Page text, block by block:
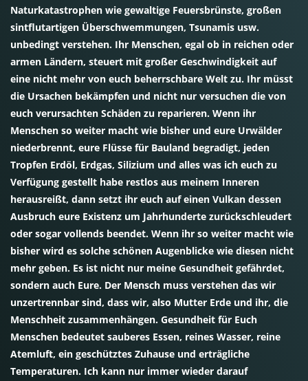
Naturkatastrophen wie gewaltige Feuersbrünste, großen
sintflutartigen Überschwemmungen, Tsunamis usw.
unbedingt verstehen. Ihr Menschen, egal ob in reichen oder
armen Ländern, steuert mit großer Geschwindigkeit auf
eine nicht mehr von euch beherrschbare Welt zu. Ihr müsst
die Ursachen bekämpfen und nicht nur versuchen die von
euch verursachten Schäden zu reparieren. Wenn ihr
Menschen so weiter macht wie bisher und eure Urwälder
niederbrennt, eure Flüsse für Bauland begradigt, jeden
Tropfen Erdöl, Erdgas, Silizium und alles was ich euch zu
Verfügung gestellt habe restlos aus meinem Inneren
herausreißt, dann setzt ihr euch auf einen Vulkan dessen
Ausbruch eure Existenz um Jahrhunderte zurückschleudert
oder sogar vollends beendet. Wenn ihr so weiter macht wie
bisher wird es solche schönen Augenblicke wie diesen nicht
mehr geben. Es ist nicht nur meine Gesundheit gefährdet,
sondern auch Eure. Der Mensch muss verstehen das wir
unzertrennbar sind, dass wir, also Mutter Erde und ihr, die
Menschheit zusammenhängen. Gesundheit für Euch
Menschen bedeutet sauberes Essen, reines Wasser, reine
Atemluft, ein geschütztes Zuhause und erträgliche
Temperaturen. Ich kann nur immer wieder darauf